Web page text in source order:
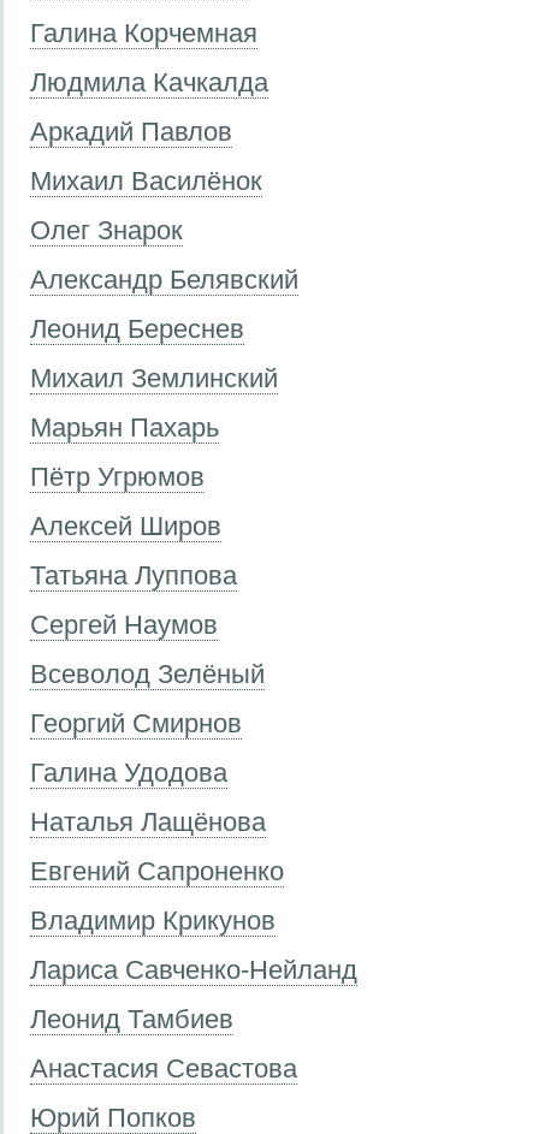
Галина Корчемная
Людмила Качкалда
Аркадий Павлов
Михаил Василёнок
Олег Знарок
Александр Белявский
Леонид Береснев
Михаил Землинский
Марьян Пахарь
Пётр Угрюмов
Алексей Широв
Татьяна Луппова
Сергей Наумов
Всеволод Зелёный
Георгий Смирнов
Галина Удодова
Наталья Лащёнова
Евгений Сапроненко
Владимир Крикунов
Лариса Савченко-Нейланд
Леонид Тамбиев
Анастасия Севастова
Юрий Попков